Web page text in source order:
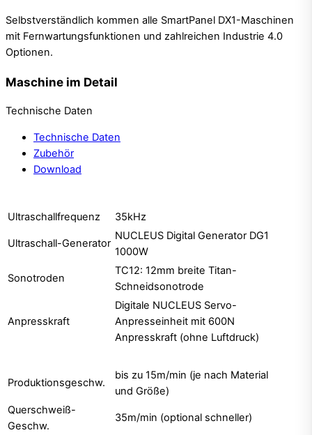
Selbstverständlich kommen alle SmartPanel DX1-Maschinen
mit Fernwartungsfunktionen und zahlreichen Industrie 4.0
Optionen.
Maschine im Detail
Technische Daten
Technische Daten
Zubehör
Download
Ultraschallfrequenz 35kHz
Ultraschall-Generator
NUCLEUS Digital Generator DG1
1000W
Sonotroden
TC12: 12mm breite Titan-
Schneidsonotrode
Anpresskraft
Digitale NUCLEUS Servo-
Anpresseinheit mit 600N
Anpresskraft (ohne Luftdruck)
Produktionsgeschw.
bis zu 15m/min (je nach Material
und Größe)
Querschweiß-
Geschw.
35m/min (optional schneller)